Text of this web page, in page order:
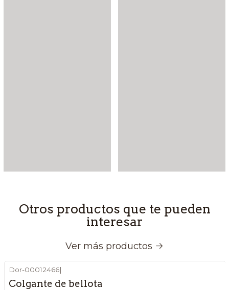
Otros productos que te pueden
interesar
Ver más productos
Dor-00012466|
Colgante de bellota